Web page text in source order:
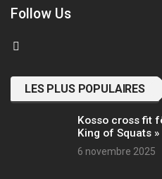
Follow Us
LES PLUS POPULAIRES
Kosso cross fit
King of Squats »
6 novembre 2025